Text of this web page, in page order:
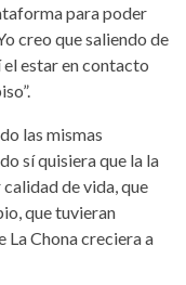
para poder
creo que saliendo de
el estar en contacto
las mismas
sí quisiera que la la
de vida, que
que tuvieran
Chona creciera a